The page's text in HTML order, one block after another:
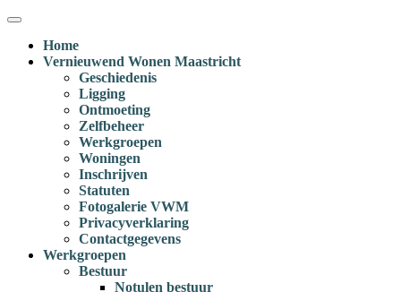
Ga
inhoud
Menu
Home
Vernieuwend Wonen Maastricht
Geschiedenis
Ligging
Ontmoeting
Zelfbeheer
Werkgroepen
Woningen
Inschrijven
Statuten
Fotogalerie VWM
Privacyverklaring
Contactgegevens
Werkgroepen
Bestuur
Notulen bestuur